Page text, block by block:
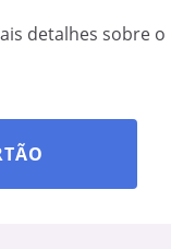
detalhes sobre o